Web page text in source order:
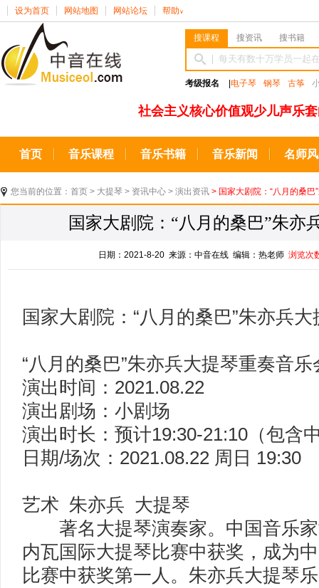
设为首页 网站地图 网站论坛 帮助 ∨
搜课程 搜资讯 搜书籍
考级报名 电子琴 钢琴 古筝
社会主义核心价值观少儿声乐
首页 音乐课程 音乐书籍 音乐新闻 名师
您当前的位置： 首页 > 大提琴 > 资讯中心 > 演出资讯 > 国家大剧院：“八月的桑
国家大剧院：“八月的桑巴”朱亦
日期：2021-8-20 来源：中音在线 编辑：热老师浏览次
国家大剧院：“八月的桑巴”朱亦兵
“八月的桑巴”朱亦兵大提琴重奏音
演出时间：2021.08.22
演出剧场：小剧场
演出时长：预计19:30-21:10（包含
日期/场次：2021.08.22 周日 19:30
艺术 朱亦兵 大提琴
著名大提琴演奏家。中国音乐家
内瓦国际大提琴比赛中获奖，成为
比赛中获奖第一人。朱亦兵大提琴